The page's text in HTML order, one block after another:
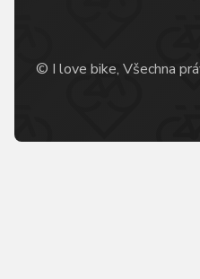
© I love bike, Všechna